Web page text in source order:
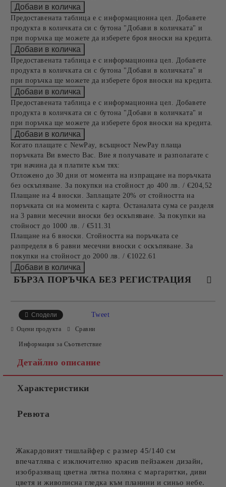
Предоставената таблица е с информационна цел. Добавете
продукта в количката си с бутона "Добави в количката" и
при поръчка ще можете да изберете броя вноски на кредита.
Предоставената таблица е с информационна цел. Добавете
продукта в количката си с бутона "Добави в количката" и
при поръчка ще можете да изберете броя вноски на кредита.
Предоставената таблица е с информационна цел. Добавете
продукта в количката си с бутона "Добави в количката" и
при поръчка ще можете да изберете броя вноски на кредита.
Когато плащате с NewPay, всъщност NewPay плаща
поръчката Ви вместо Вас. Вие я получавате и разполагате с
три начина да я платите към тях:
Отложено до 30 дни от момента на изпращане на поръчката
без оскъпяване. За покупки на стойност до 400 лв. / €204,52
Плащане на 4 вноски. Заплащате 20% от стойността на
поръчката си на момента с карта. Останалата сума се разделя
на 3 равни месечни вноски без оскъпяване. За покупки на
стойност до 1000 лв. / €511.31
Плащане на 6 вноски. Стойността на поръчката се
разпределя в 6 равни месечни вноски с оскъпяване. За
покупки на стойност до 2000 лв. / €1022.61
БЪРЗА ПОРЪЧКА БЕЗ РЕГИСТРАЦИЯ
Ние ще се свържем с вас в рамките на работния ден.
Сподели Tweet
Оцени продукта Сравни
Информация за Съответствие
Детайлно описание
Характеристики
Ревюта
Жакардовият тишлайфер с размер 45/140 см
впечатлява с изключително красив пейзажен дизайн,
изобразяващ цветна лятна поляна с маргаритки, диви
цветя и живописна гледка към планини и синьо небе.